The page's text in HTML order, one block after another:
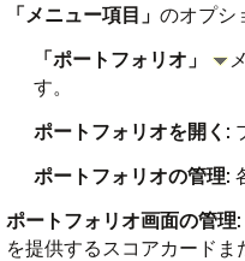
「メニュー項目」 のオプシ
「ポートフォリオ」
す。
ポートフォリオを開く :
ポートフォリオの管理:
ポートフォリオ画面の管理
を提供するスコアカードま